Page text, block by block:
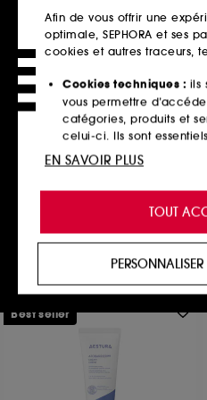
GLOW RECIPE
Watermelon Glow
Tonique Resserrant PHA + BHA Éclat Pastèque Mini
8963
À partir de16,00€
Ajouter au panier
Best seller
Afin de vous offrir une
optimale, SEPHORA et ses
cookies et autres traceurs,
Cookies techniques : ils
vous permettre
catégories, produits et
celui-ci. Ils sont
technique du site et ne
de vous offrir une
personnalisée en vous
produits, des services et
proposer des offres
votre profil.
Cookies réseaux
utilisés pour vous
de vous plaire via des
sites tiers et sur les
des pages que vous
TOUT
EN SAVOIR PLUS